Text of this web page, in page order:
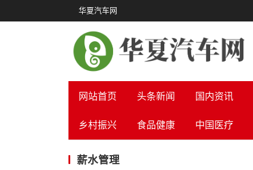
华夏汽车网
网站首页 头条新闻 国内资讯
乡村振兴 食品健康 中国医疗
薪水管理